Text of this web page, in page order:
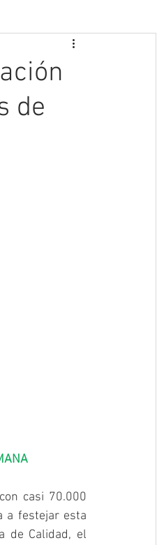
de
casi 70.000
a festejar esta
de Calidad, el